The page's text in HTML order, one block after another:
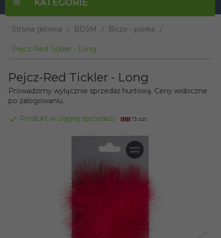
KATEGORIE
Strona główna BDSM Bicze - piórka
Pejcz-Red Tickler - Long
Pejcz-Red Tickler - Long
Prowadzimy wyłącznie sprzedaż hurtową. Ceny widoczne
po zalogowaniu.
Produkt w ciągłej sprzedaży 13 szt.